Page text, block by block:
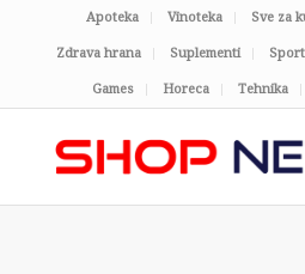
Apoteka Vinoteka Sve za
Zdrava hrana Suplementi Sport
Games Horeca Tehnika